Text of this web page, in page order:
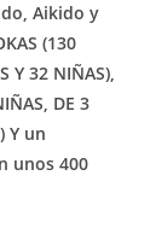
Aikido y
(130
Y 32 NIÑAS),
DE 3
Y un
unos 400